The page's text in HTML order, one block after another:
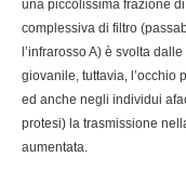
una piccolissima frazione
complessiva di filtro
l’infrarosso A) è svolta
giovanile, tuttavia, l’occhio
ed anche negli individui
protesi) la trasmissione
aumentata.